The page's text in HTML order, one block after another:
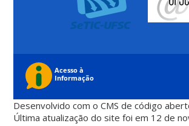
Desenvolvido com o CMS de código
Última atualização do site foi em 12 de